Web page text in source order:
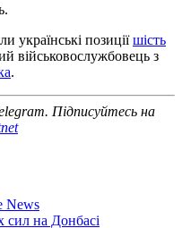
українські позиціїшість
військовослужбовець з
.
Підписуйтесь на
News
сил на Донбасі